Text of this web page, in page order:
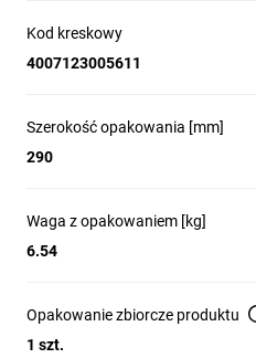
Kod kreskowy
4007123005611
Szerokość opakowania [mm]
290
Waga z opakowaniem [kg]
6.54
Opakowanie zbiorcze produktu
1 szt.